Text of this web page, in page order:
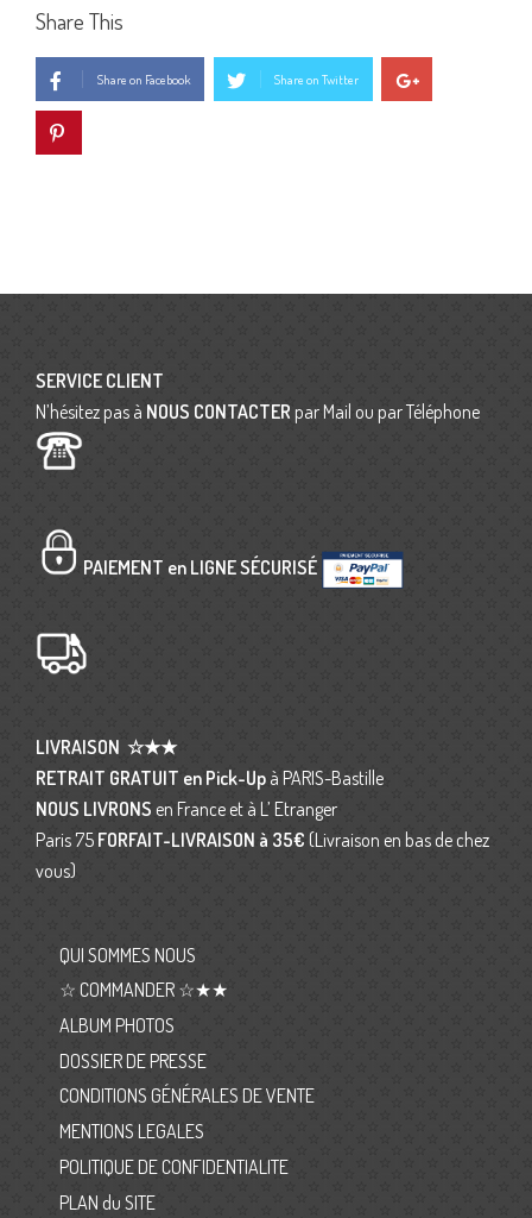
Share This
Share on Facebook Share on Twitter
SERVICE CLIENT
N’hésitez pas à NOUS CONTACTER par Mail ou par Téléphone
PAIEMENT en LIGNE SÉCURISÉ
LIVRAISON ☆★★
RETRAIT GRATUIT en Pick-Up à PARIS-Bastille
NOUS LIVRONS en France et à L’ Etranger
Paris 75 FORFAIT-LIVRAISON à 35€ (Livraison en bas de chez
vous)
QUI SOMMES NOUS
☆ COMMANDER ☆★★
ALBUM PHOTOS
DOSSIER DE PRESSE
CONDITIONS GÉNÉRALES DE VENTE
MENTIONS LEGALES
POLITIQUE DE CONFIDENTIALITE
PLAN du SITE